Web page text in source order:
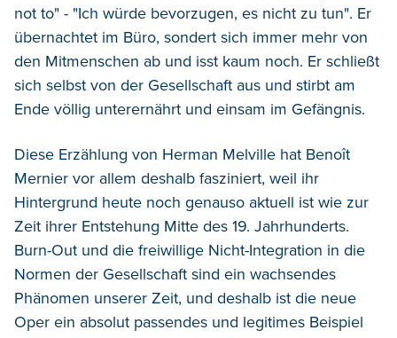
not to" - "Ich würde bevorzugen, es nicht zu tun". Er
übernachtet im Büro, sondert sich immer mehr von
den Mitmenschen ab und isst kaum noch. Er schließt
sich selbst von der Gesellschaft aus und stirbt am
Ende völlig unterernährt und einsam im Gefängnis.
Diese Erzählung von Herman Melville hat Benoît
Mernier vor allem deshalb fasziniert, weil ihr
Hintergrund heute noch genauso aktuell ist wie zur
Zeit ihrer Entstehung Mitte des 19. Jahrhunderts.
Burn-Out und die freiwillige Nicht-Integration in die
Normen der Gesellschaft sind ein wachsendes
Phänomen unserer Zeit, und deshalb ist die neue
Oper ein absolut passendes und legitimes Beispiel